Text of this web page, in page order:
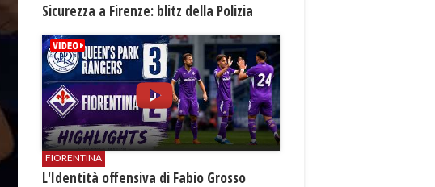
​Sicurezza a Firenze: blitz della Polizia
FIORENTINA
L'Identità offensiva di Fabio Grosso